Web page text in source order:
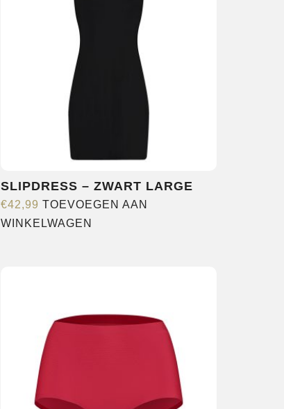
SLIPDRESS – ZWART LARGE
€42,99 TOEVOEGEN AAN
WINKELWAGEN